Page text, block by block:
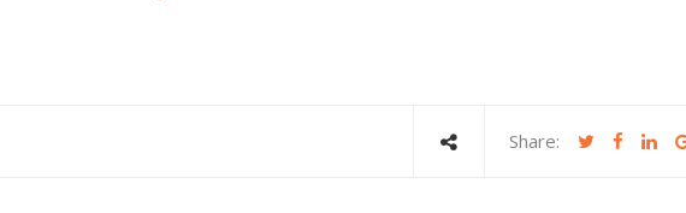
Share: